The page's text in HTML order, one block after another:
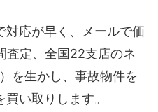
対応が早く、メールで価
査定、全国22支店のネ
を生かし、事故物件を
い取りします。